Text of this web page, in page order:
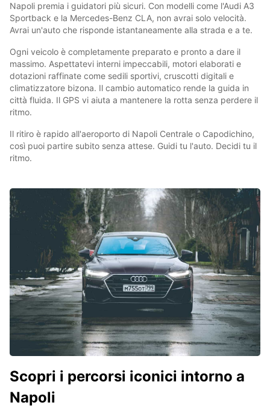
Napoli premia i guidatori più sicuri. Con modelli come l'Audi A3
Sportback e la Mercedes-Benz CLA, non avrai solo velocità.
Avrai un'auto che risponde istantaneamente alla strada e a te.
Ogni veicolo è completamente preparato e pronto a dare il
massimo. Aspettatevi interni impeccabili, motori elaborati e
dotazioni raffinate come sedili sportivi, cruscotti digitali e
climatizzatore bizona. Il cambio automatico rende la guida in
città fluida. Il GPS vi aiuta a mantenere la rotta senza perdere il
ritmo.
Il ritiro è rapido all'aeroporto di Napoli Centrale o Capodichino,
così puoi partire subito senza attese. Guidi tu l'auto. Decidi tu il
ritmo.
Scopri i percorsi iconici intorno a
Napoli